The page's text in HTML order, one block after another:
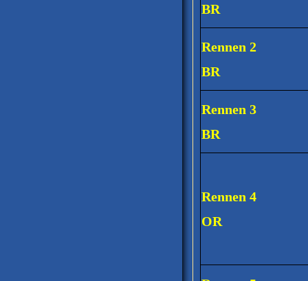
BR
Rennen 2
BR
Rennen 3
BR
Rennen 4
OR